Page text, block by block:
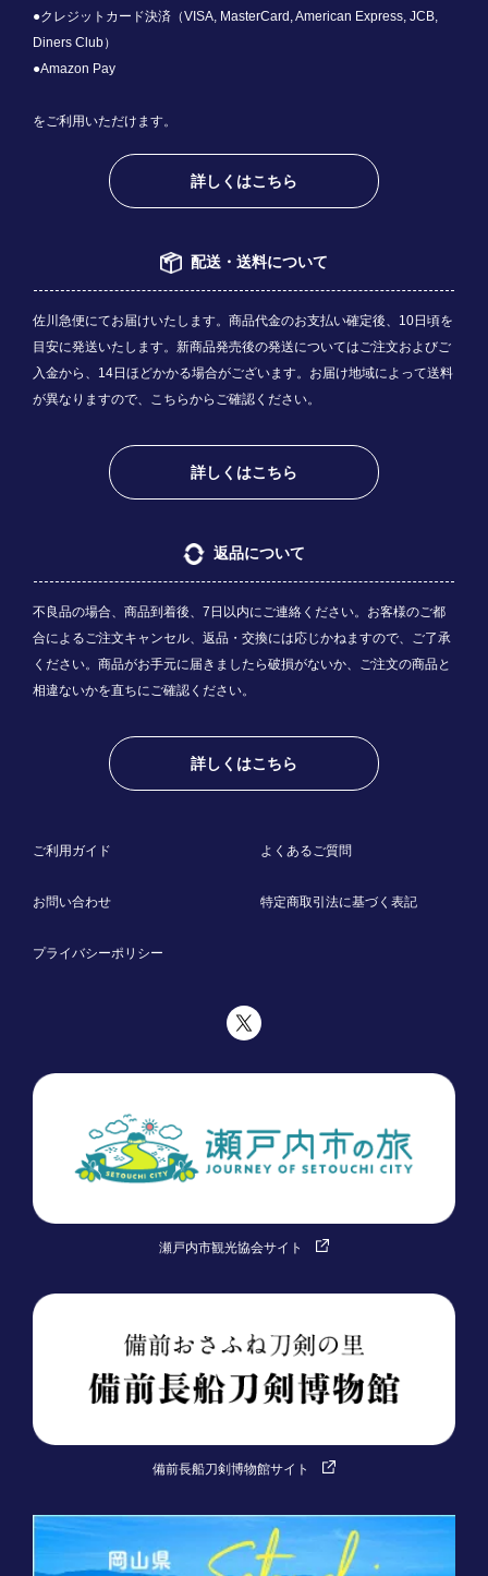
●クレジットカード決済（VISA, MasterCard, American Express, JCB,
Diners Club）
●Amazon Pay
をご利用いただけます。
詳しくはこちら
配送・送料について
佐川急便にてお届けいたします。商品代金のお支払い確定後、10日頃を
目安に発送いたします。新商品発売後の発送についてはご注文およびご
入金から、14日ほどかかる場合がございます。お届け地域によって送料
が異なりますので、 こちらからご確認ください。
詳しくはこちら
返品について
不良品の場合、商品到着後、7日以内にご連絡ください。お客様のご都
合によるご注文キャンセル、返品・交換には応じかねますので、ご了承
ください。商品がお手元に届きましたら破損がないか、ご注文の商品と
相違ないかを直ちにご確認ください。
詳しくはこちら
ご利用ガイド よくあるご質問
お問い合わせ 特定商取引法に基づく表記
プライバシーポリシー
瀬戸内市観光協会サイト
備前長船刀剣博物館サイト